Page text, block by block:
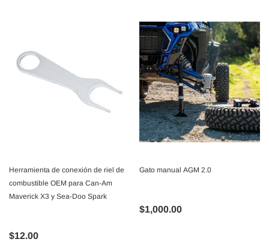
Herramienta de conexión de riel de
combustible OEM para Can-Am
Maverick X3 y Sea-Doo Spark
$12.00
Gato manual AGM 2.0
$1,000.00